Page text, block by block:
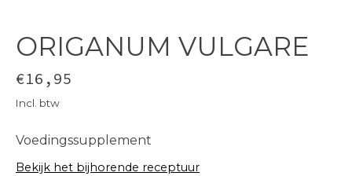
ORIGANUM VULGARE
€16,95
Incl. btw
Voedingssupplement
Bekijk het bijhorende receptuur